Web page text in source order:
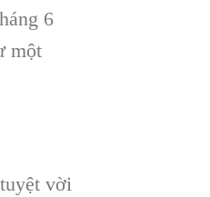
6
một
vời